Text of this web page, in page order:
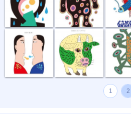
話し合い オハヨーゴザ... 噂の出所
1 2